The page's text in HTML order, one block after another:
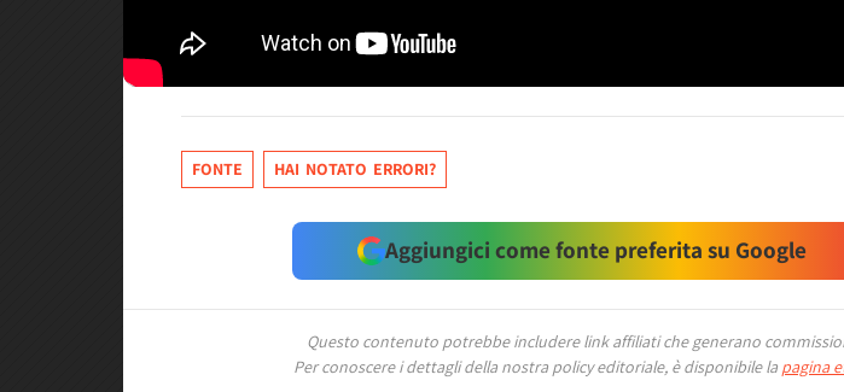
FONTE HAI NOTATO ERRORI?
Aggiungici come fonte preferita su Google
Questo contenuto potrebbe includere link affiliati che generano
Per conoscere i dettagli della nostra policy editoriale, è disponibile la pagina